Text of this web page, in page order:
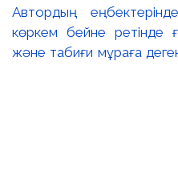
Автордың
көркем бейне ретінде
және табиғи мұраға деген
ерекше кеңістік